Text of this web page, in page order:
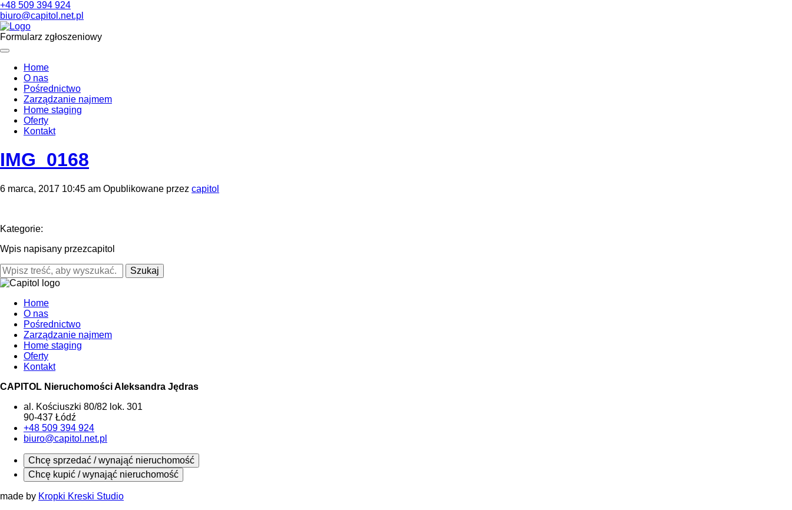
+48 509 394 924
biuro@capitol.net.pl
Formularz zgłoszeniowy
Home
O nas
Pośrednictwo
Zarządzanie najmem
Home staging
Oferty
Kontakt
IMG_0168
6 marca, 2017 10:45 am Opublikowane przez capitol
Kategorie:
Wpis napisany przezcapitol
Szukaj
Home
O nas
Pośrednictwo
Zarządzanie najmem
Home staging
Oferty
Kontakt
CAPITOL Nieruchomości Aleksandra Jędras
al. Kościuszki 80/82 lok. 301
90-437 Łódź
+48 509 394 924
biuro@capitol.net.pl
Chcę sprzedać / wynająć nieruchomość
Chcę kupić / wynająć nieruchomość
made by Kropki Kreski Studio